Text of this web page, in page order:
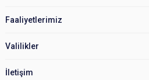
Faaliyetlerimiz
Valilikler
İletişim